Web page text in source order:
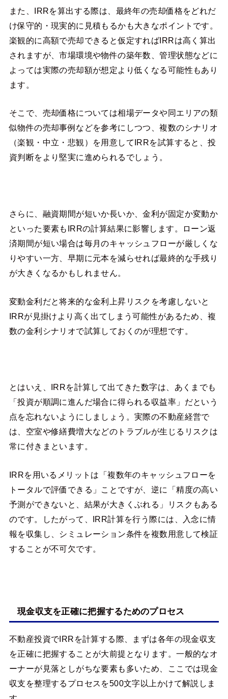
また、IRRを算出する際は、最終年の売却価格をどれだ
け保守的・現実的に見積もるかも大きなポイントです。
楽観的に高額で売却できると仮定すればIRRは高く算出
されますが、市場環境や物件の築年数、管理状態などに
よっては実際の売却額が想定より低くなる可能性もあり
ます。
そこで、売却価格については相場データや同エリアの類
似物件の売却事例などを参考にしつつ、複数のシナリオ
（楽観・中立・悲観）を用意してIRRを試算すると、投
資判断をより堅実に進められるでしょう。
さらに、融資期間が短いか長いか、金利が固定か変動か
といった要素もIRRの計算結果に影響します。ローン返
済期間が短い場合は毎月のキャッシュフローが厳しくな
りやすい一方、早期に元本を減らせれば最終的な手残り
が大きくなるかもしれません。
変動金利だと将来的な金利上昇リスクを考慮しないと
IRRが見掛けより高く出てしまう可能性があるため、複
数の金利シナリオで試算しておくのが理想です。
とはいえ、IRRを計算して出てきた数字は、あくまでも
「投資が順調に進んだ場合に得られる収益率」だという
点を忘れないようにしましょう。実際の不動産経営で
は、空室や修繕費増大などのトラブルが生じるリスクは
常に付きまといます。
IRRを用いるメリットは「複数年のキャッシュフローを
トータルで評価できる」ことですが、逆に「精度の高い
予測ができないと、結果が大きくぶれる」リスクもある
のです。したがって、IRR計算を行う際には、入念に情
報を収集し、シミュレーション条件を複数用意して検証
することが不可欠です。
現金収支を正確に把握するためのプロセス
不動産投資でIRRを計算する際、まずは各年の現金収支
を正確に把握することが大前提となります。一般的なオ
ーナーが見落としがちな要素も多いため、ここでは現金
収支を整理するプロセスを500文字以上かけて解説しま